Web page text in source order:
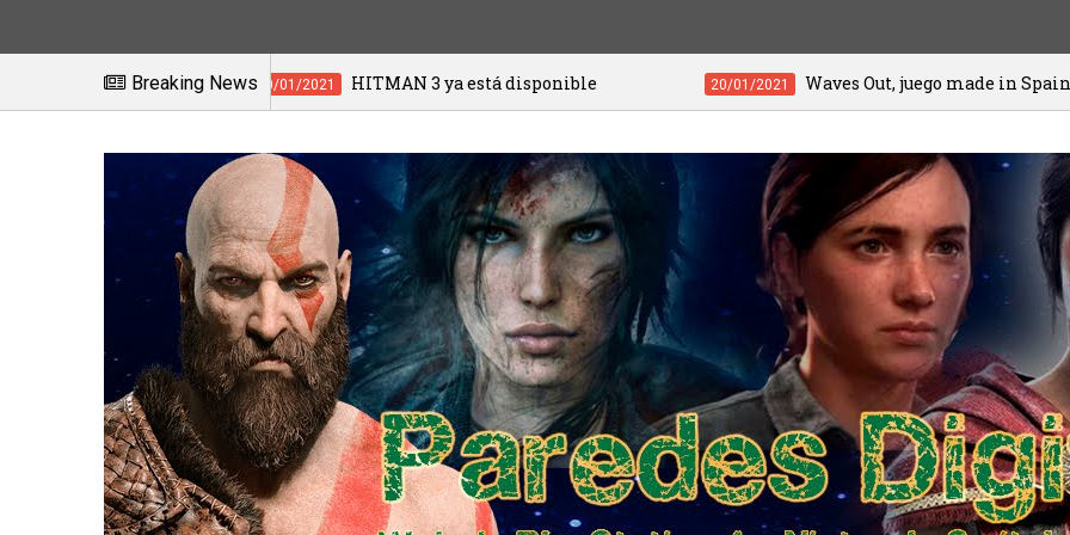
Breaking News
20/01/2021 HITMAN 3 ya está disponible 20/01/2021 Waves Out, juego made in Spain, llega en exclusiva